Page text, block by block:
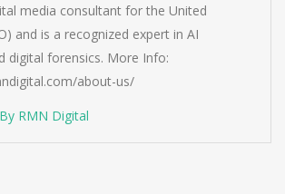
media consultant for the United
and is a recognized expert in AI
digital forensics. More Info:
about-us/
RMN Digital